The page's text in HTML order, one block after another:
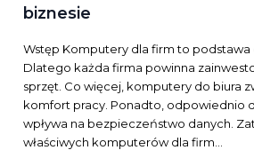
biznesie
Wstęp Komputery dla firm to podstawa
Dlatego każda firma powinna
sprzęt. Co więcej, komputery do biura
komfort pracy. Ponadto, odpowiednio
wpływa na bezpieczeństwo danych.
właściwych komputerów dla firm…